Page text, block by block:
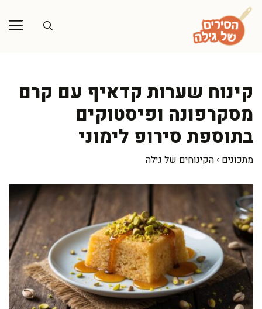
לדלג
לתוכן
קינוח שערות קדאיף עם קרם
מסקרפונה ופיסטוקים
בתוספת סירופ לימוני
מתכונים › הקינוחים של גילה